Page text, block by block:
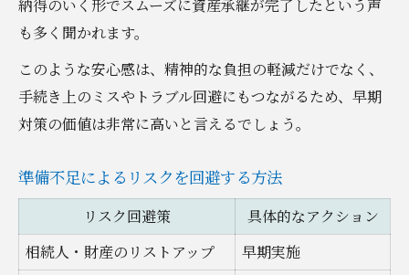
納得のいく形でスムーズに資産承継が完了したという声
も多く聞かれます。
このような安心感は、精神的な負担の軽減だけでなく、
手続き上のミスやトラブル回避にもつながるため、早期
対策の価値は非常に高いと言えるでしょう。
準備不足によるリスクを回避する方法
リスク回避策
具体的なアクション
相続人・財産のリストアップ
早期実施